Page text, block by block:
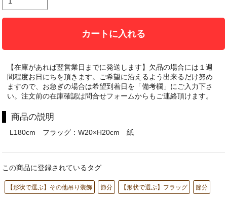
カートに入れる
【在庫があれば翌営業日までに発送します】欠品の場合には１週
間程度お日にちを頂きます。ご希望に沿えるよう出来るだけ努め
ますので、お急ぎの場合は希望到着日を「備考欄」にご入力下さ
い。注文前の在庫確認は問合せフォームからもご連絡頂けます。
商品の説明
L180cm フラッグ：W20×H20cm 紙
この商品に登録されているタグ
【形状で選ぶ】その他吊り装飾 節分 【形状で選ぶ】フラッグ 節分